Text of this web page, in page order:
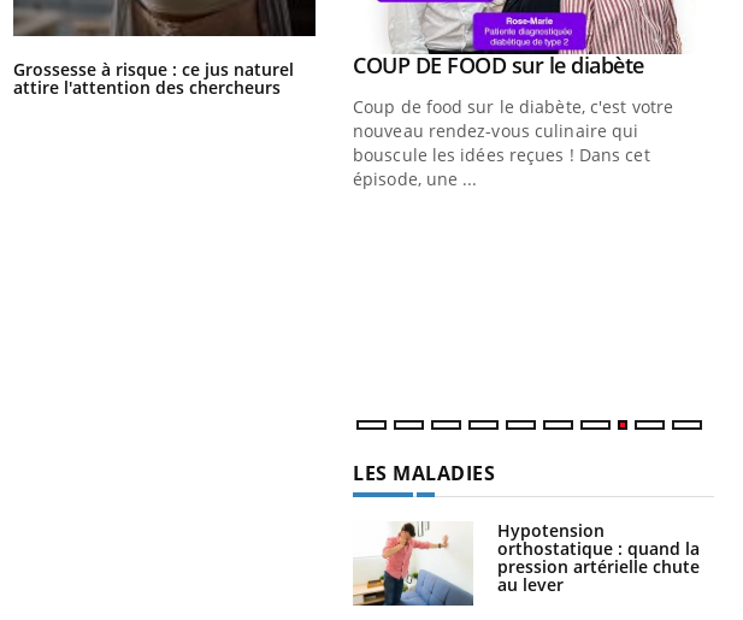
Grossesse à risque : ce jus naturel
attire l'attention des chercheurs
Comment oublier les écrans en
Youtube
COUP DE FOOD sur le diabèteYoutubeYoutube
Quand l’entreprise mise sur le bien
"Les rendez-vous de la santé et de la
qualité de vie au travail" de Pourquoi
Docteur reçoivent Régis Blugeon, DRH et
LES MALADIES
Hypotension
orthostatique : quand la
pression artérielle chute
au lever